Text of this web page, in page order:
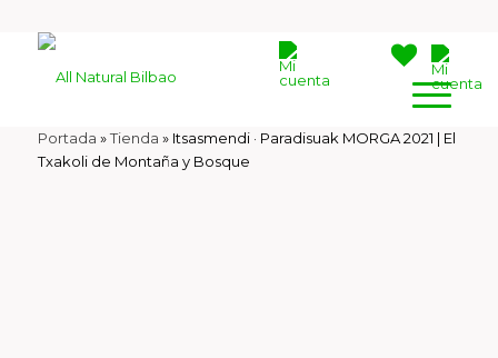
Portada »Tienda » Itsasmendi · Paradisuak MORGA 2021 | El
Txakoli de Montaña y Bosque